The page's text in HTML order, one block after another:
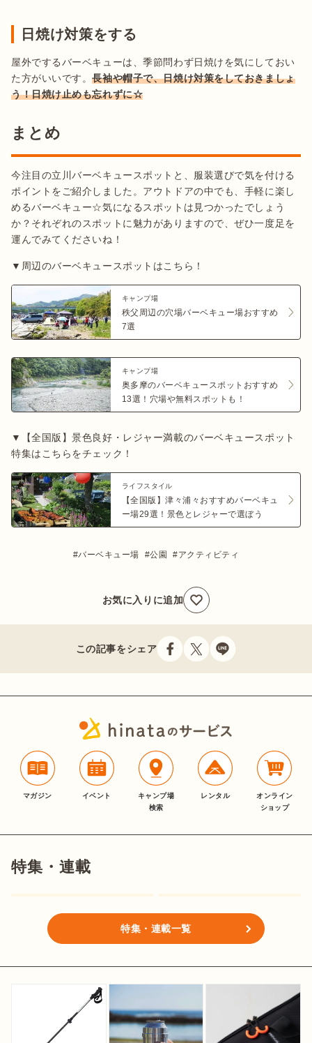
日焼け対策をする
屋外でするバーベキューは、季節問わず日焼けを気にしておい
た方がいいです。長袖や帽子で、日焼け対策をしておきましょ
う！日焼け止めも忘れずに☆
まとめ
今注目の立川バーベキュースポットと、服装選びで気を付ける
ポイントをご紹介しました。アウトドアの中でも、手軽に楽し
めるバーベキュー☆気になるスポットは見つかったでしょう
か？それぞれのスポットに魅力がありますので、ぜひ一度足を
▼周辺のバーベキュースポットはこちら！
キャンプ場
秩父周辺の穴場バーベキュー場おすすめ
7選
キャンプ場
奥多摩のバーベキュースポットおすすめ
13選！穴場や無料スポットも！
▼【全国版】景色良好・レジャー満載のバーベキュースポット
ライフスタイル
【全国版】津々浦々おすすめバーベキュ
ー場29選！景色とレジャーで選ぼう
バーベキュー場 公園 アクティビティ
お気に入りに追加
この記事をシェア
マガジン イベント
キャンプ場
検索
レンタル
オンライン
ショップ
特集・連載
特集・連載一覧